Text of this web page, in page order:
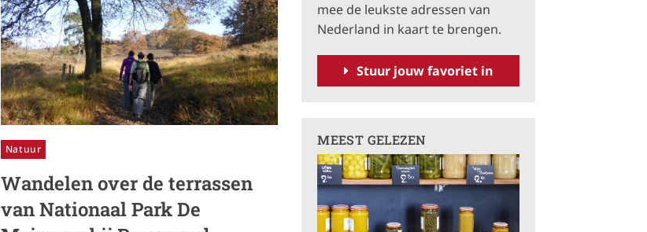
Natuur
Wandelen over de terrassen
van Nationaal Park De
t
v
mee de leukste adressen van
Nederland in kaart te brengen.
Stuur jouw favoriet in
MEEST GELEZEN